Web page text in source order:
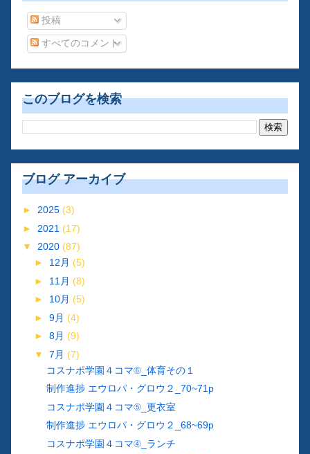
投稿
すべてのコメント
このブログを検索
ブログ アーカイブ
► 2025 (3)
► 2021 (17)
▼ 2020 (87)
► 12月 (5)
► 11月 (8)
► 10月 (5)
► 9月 (4)
► 8月 (9)
▼ 7月 (7)
コスナポ学園４コマ⑥_体育その１
制作進捗 エウロパ・グロウ２_70~71p
コスナポ学園４コマ⑤_更衣室
制作進捗 エウロパ・グロウ２_68~69p
コスナポ学園４コマ④_ランチ